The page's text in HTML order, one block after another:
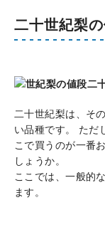
二十世紀梨
二十世紀梨は、そ
い品種です。 ただ
こで買うのが一番
しょうか。
ここでは、一般的
ます。